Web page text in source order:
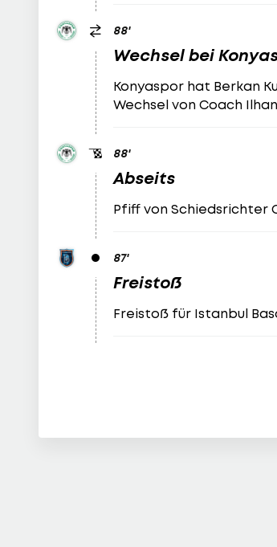
88'
Wechsel bei
Konyaspor hat Berkan
Wechsel von Coach
88'
Abseits
Pfiff von Schiedsrichter
87'
Freistoß
Freistoß für Istanbul